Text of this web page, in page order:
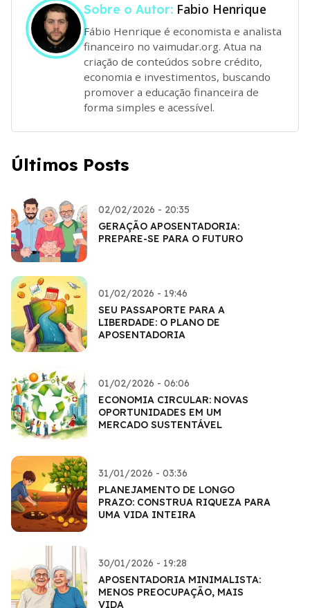
Sobre o Autor: Fabio Henrique
Fábio Henrique é economista e analista
financeiro no vaimudar.org. Atua na
criação de conteúdos sobre crédito,
economia e investimentos, buscando
promover a educação financeira de
forma simples e acessível.
Últimos Posts
02/02/2026 - 20:35
GERAÇÃO APOSENTADORIA:
PREPARE-SE PARA O FUTURO
01/02/2026 - 19:46
SEU PASSAPORTE PARA A
LIBERDADE: O PLANO DE
APOSENTADORIA
01/02/2026 - 06:06
ECONOMIA CIRCULAR: NOVAS
OPORTUNIDADES EM UM
MERCADO SUSTENTÁVEL
31/01/2026 - 03:36
PLANEJAMENTO DE LONGO
PRAZO: CONSTRUA RIQUEZA PARA
UMA VIDA INTEIRA
30/01/2026 - 19:28
APOSENTADORIA MINIMALISTA:
MENOS PREOCUPAÇÃO, MAIS
VIDA